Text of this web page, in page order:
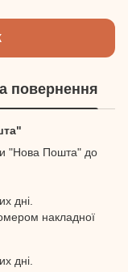
повернення
"Нова Пошта" до
дні.
накладної
дні.